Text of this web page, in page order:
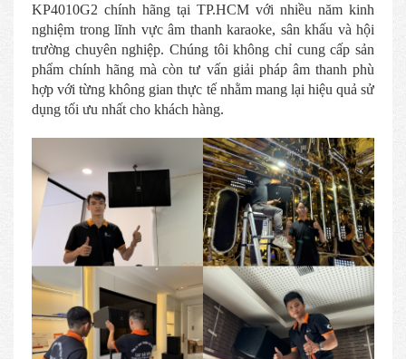
KP4010G2 chính hãng tại TP.HCM với nhiều năm kinh
nghiệm trong lĩnh vực âm thanh karaoke, sân khấu và hội
trường chuyên nghiệp. Chúng tôi không chỉ cung cấp sản
phẩm chính hãng mà còn tư vấn giải pháp âm thanh phù
hợp với từng không gian thực tế nhằm mang lại hiệu quả sử
dụng tối ưu nhất cho khách hàng.